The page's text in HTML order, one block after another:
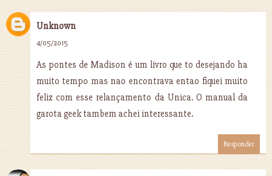
Unknown
4/05/2015
As pontes de Madison é um livro que to desejando ha
muito tempo mas nao encontrava entao fiquei muito
feliz com esse relançamento da Unica. O manual da
garota geek tambem achei interessante.
Responder